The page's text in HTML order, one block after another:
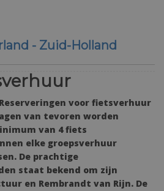
- Zuid-Holland
Makkelijk
voor fietsverhuur
van tevoren worden
van 4 fiets
elke groepsverhuur
De prachtige
staat bekend om zijn
en Rembrandt van Rijn. De